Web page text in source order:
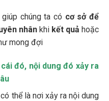
giúp chúng ta có cơ sở để
nhânkhi kết quả hoặc
mong đợi
đó, nội dung đó xảy ra
thể là nơi xảy ra nội dung